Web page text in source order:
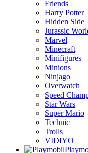
Friends
Harry Potter
Hidden Side
Jurassic
Marvel
Minecraft
Minifigures
Minions
Ninjago
Overwatch
Speed
Star Wars
Super Mario
Technic
Trolls
VIDIYO